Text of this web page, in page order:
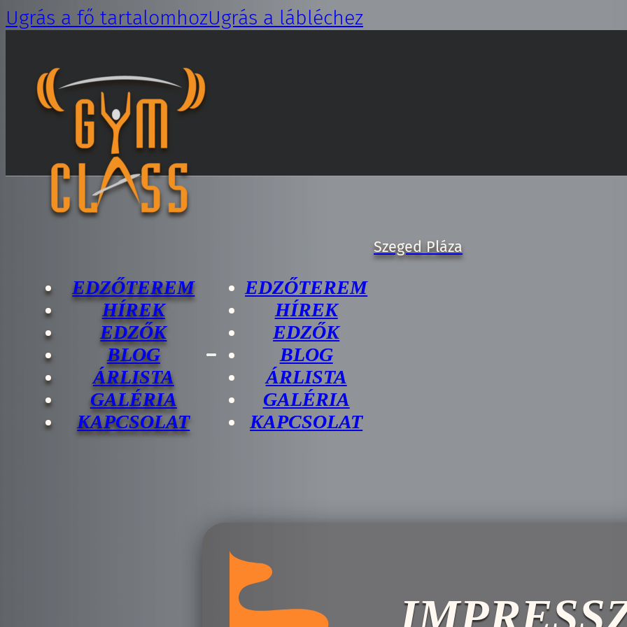
Ugrás a fő tartalomhozUgrás a lábléchez
EDZŐTEREM
HÍREK
EDZŐK
BLOG
ÁRLISTA
GALÉRIA
KAPCSOLAT
EDZŐTEREM
HÍREK
EDZŐK
BLOG
ÁRLISTA
GALÉRIA
KAPCSOLAT